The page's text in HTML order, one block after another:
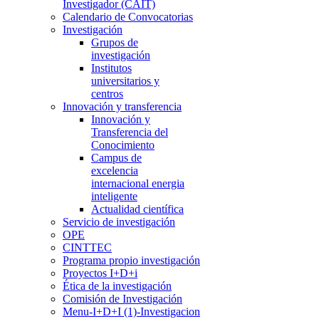
Investigador (CAIT)
Calendario de Convocatorias
Investigación
Grupos de
investigación
Institutos
universitarios y
centros
Innovación y transferencia
Innovación y
Transferencia del
Conocimiento
Campus de
excelencia
internacional energia
inteligente
Actualidad científica
Servicio de investigación
OPE
CINTTEC
Programa propio investigación
Proyectos I+D+i
Ética de la investigación
Comisión de Investigación
Menu-I+D+I (1)-Investigacion